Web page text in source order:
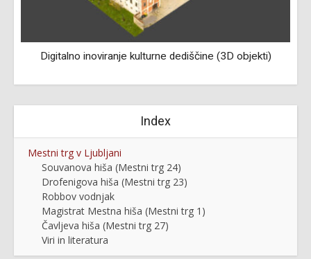
Digitalno inoviranje kulturne dediščine (3D objekti)
Index
Mestni trg v Ljubljani
Souvanova hiša (Mestni trg 24)
Drofenigova hiša (Mestni trg 23)
Robbov vodnjak
Magistrat Mestna hiša (Mestni trg 1)
Čavljeva hiša (Mestni trg 27)
Viri in literatura